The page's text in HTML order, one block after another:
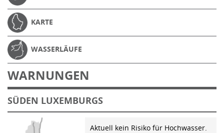
KARTE
WASSERLÄUFE
WARNUNGEN
SÜDEN LUXEMBURGS
Aktuell kein Risiko für Hochwasser.